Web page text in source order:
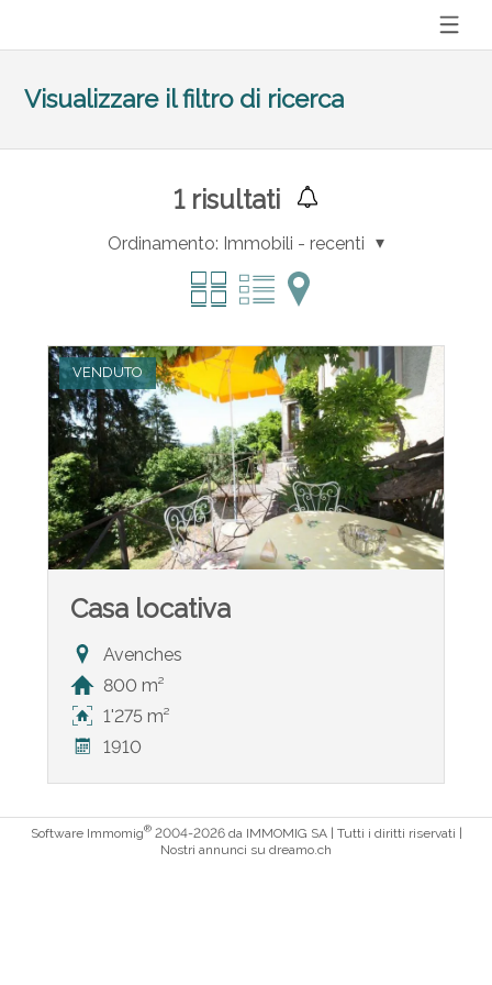
Visualizzare il filtro di ricerca
1risultati
Ordinamento: Immobili - recenti
VENDUTO
Casa locativa
Avenches
800 m²
1'275 m²
1910
Software Immomig®2004-2026 da IMMOMIG SA | Tutti i diritti riservati |
Nostri annunci su dreamo.ch